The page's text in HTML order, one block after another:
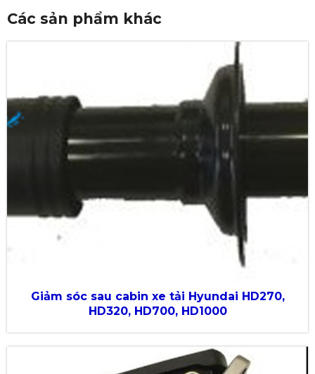
Các sản phẩm khác
Giảm sóc sau cabin xe tải Hyundai HD270,
HD320, HD700, HD1000